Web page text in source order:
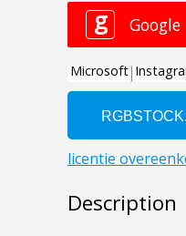
Description